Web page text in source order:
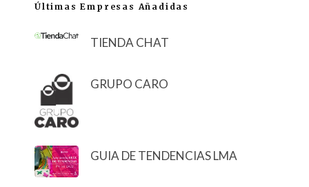
Últimas Empresas Añadidas
TIENDA CHAT
GRUPO CARO
GUIA DE TENDENCIAS LMA